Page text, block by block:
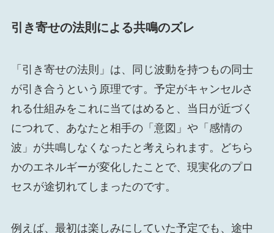
引き寄せの法則による共鳴のズレ
「引き寄せの法則」は、同じ波動を持つもの同士
が引き合うという原理です。予定がキャンセルさ
れる仕組みをこれに当てはめると、当日が近づく
につれて、あなたと相手の「意図」や「感情の
波」が共鳴しなくなったと考えられます。どちら
かのエネルギーが変化したことで、現実化のプロ
セスが途切れてしまったのです。
例えば、最初は楽しみにしていた予定でも、途中